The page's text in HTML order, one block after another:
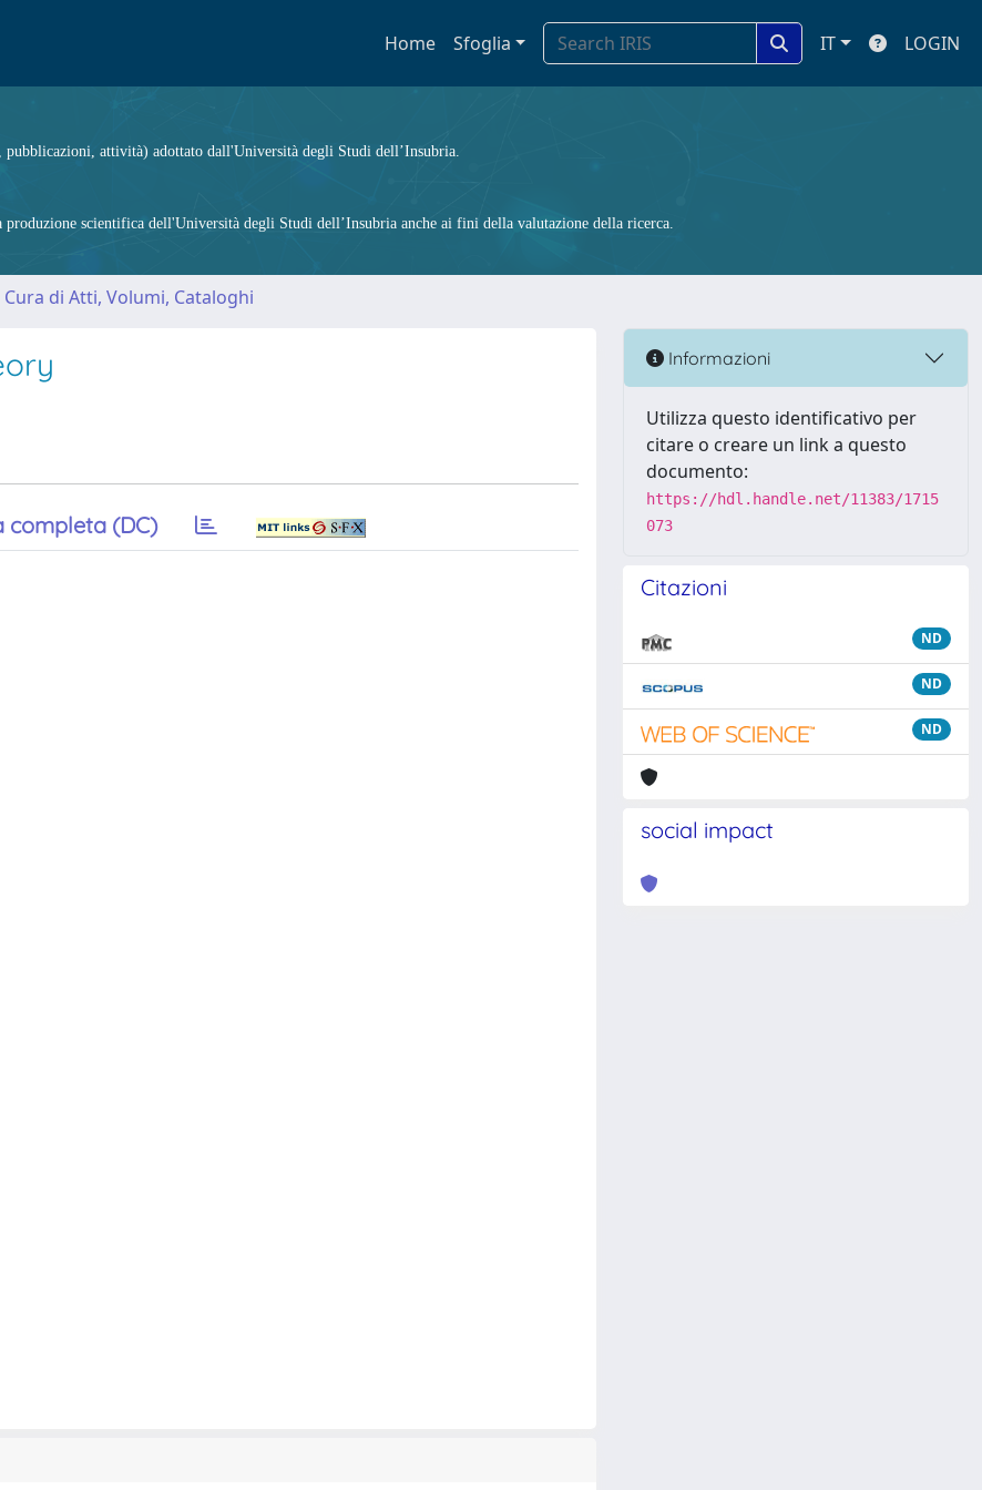
Home Sfoglia IT LOGIN
attività) adottato dall'Università degli Studi dell’Insubria.
scientifica dell'Università degli Studi dell’Insubria anche ai fini della valutazione della ricerca.
Cura di Atti, Volumi, Cataloghi
completa (DC)
Informazioni
Utilizza questo identificativo per
citare o creare un link a questo
documento:
https://hdl.handle.net/11383/1715
073
Citazioni
ND
ND
ND
social impact